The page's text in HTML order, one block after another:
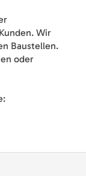
Wir
Baustellen.
oder